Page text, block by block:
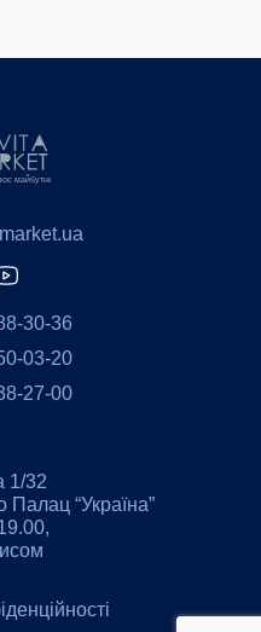
30-36
03-20
27-00
1/32
Палац “Україна”